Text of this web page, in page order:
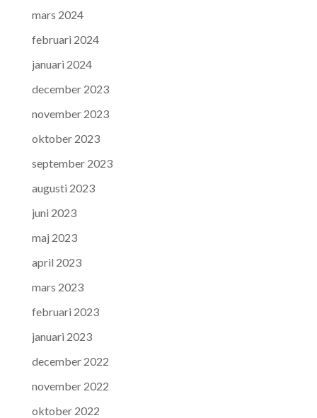
mars 2024
februari 2024
januari 2024
december 2023
november 2023
oktober 2023
september 2023
augusti 2023
juni 2023
maj 2023
april 2023
mars 2023
februari 2023
januari 2023
december 2022
november 2022
oktober 2022